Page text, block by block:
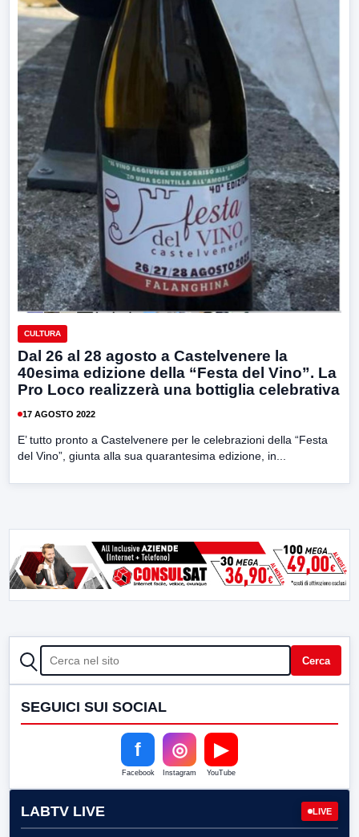
CULTURA
Dal 26 al 28 agosto a Castelvenere la
40esima edizione della “Festa del Vino”. La
Pro Loco realizzerà una bottiglia celebrativa
17 AGOSTO 2022
E’ tutto pronto a Castelvenere per le celebrazioni della “Festa
del Vino”, giunta alla sua quarantesima edizione, in...
CERCA Cerca
SEGUICI SUI SOCIAL
f
Facebook
◎
Instagram
▶
YouTube
LABTV LIVE LIVE